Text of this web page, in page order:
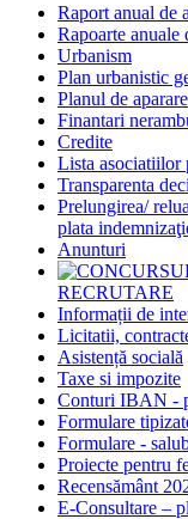
Raport anual de
Rapoarte
Urbanism
Plan urbanistic
Planul de aparare
Finantari
Credite
Lista asociatiilor
Transparenta
Prelungirea/
plata
Anunturi
RECRUTARE
Informații de
Licitatii,
Asistență socială
Taxe si impozite
Conturi IBAN -
Formulare
Formulare -
Proiecte pentru
Recensământ
E-Consultare –